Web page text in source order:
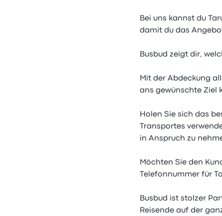
Bei uns kannst du
damit du das
Busbud zeigt dir,
Mit der Abdeckung
ans gewünschte Ziel
Holen Sie sich das
Transportes
in Anspruch zu
Möchten Sie den
Telefonnummer für
Busbud ist stolzer
Reisende auf der